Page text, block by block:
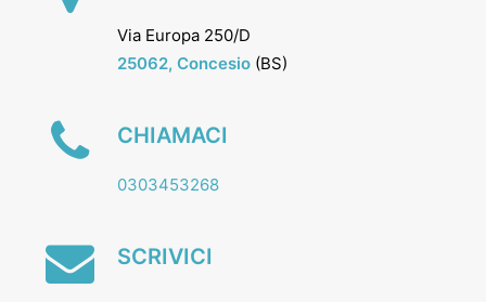
Via Europa 250/D
25062, Concesio (BS)
CHIAMACI
0303453268
SCRIVICI